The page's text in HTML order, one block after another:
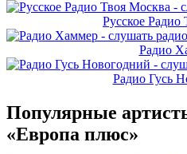
Русское Радио
Радио
Радио Гусь
Популярные
«Европа плюс»